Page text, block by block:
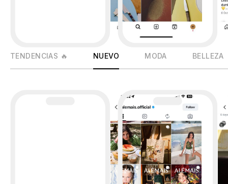
TENDENCIAS 🔥 NUEVO MODA BELLEZA